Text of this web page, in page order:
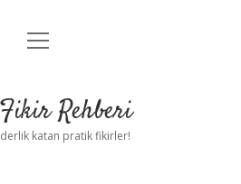
Anasayfa
Yasal Uyarı
menüyü
Rehberi
katan pratik fikirler!